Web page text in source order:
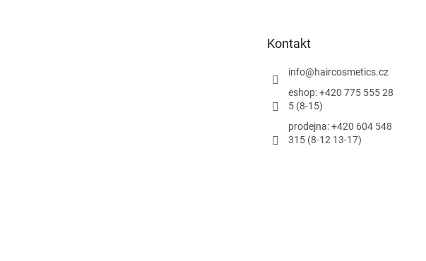
Kontakt
info@haircosmetics.cz
eshop: +420 775 555 28
5 (8-15)
prodejna: +420 604 548
315 (8-12 13-17)